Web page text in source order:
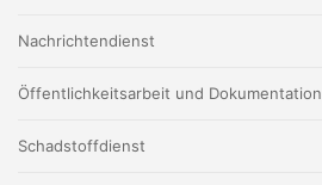
Nachrichtendienst
Öffentlichkeitsarbeit und Dokumentation
Schadstoffdienst